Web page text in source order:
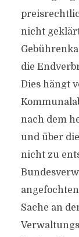
nicht
die
Dies hängt
nach dem
und über
nicht zu
Sache an